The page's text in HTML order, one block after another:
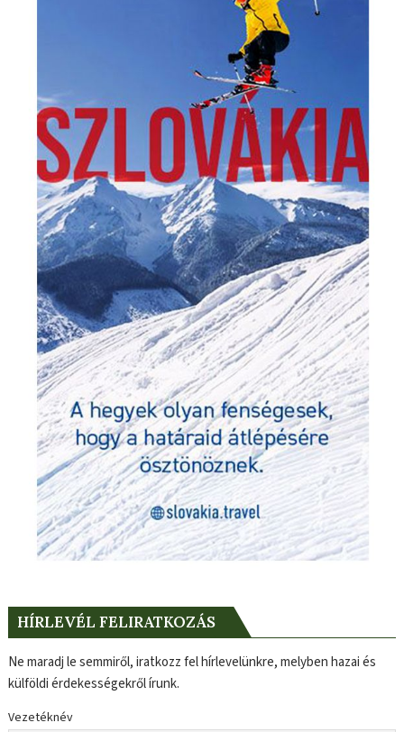
HÍRLEVÉL FELIRATKOZÁS
Ne maradj le semmiről, iratkozz fel hírlevelünkre, melyben hazai és
külföldi érdekességekről írunk.
Vezetéknév